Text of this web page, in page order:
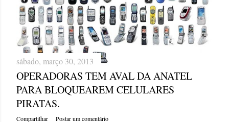
sábado, março 30, 2013
OPERADORAS TEM AVAL DA ANATEL
PARA BLOQUEAREM CELULARES
PIRATAS.
Compartilhar Postar um comentário